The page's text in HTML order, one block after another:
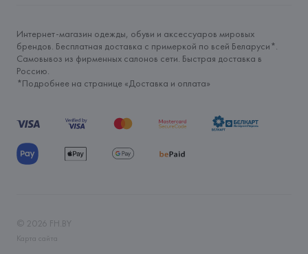
Интернет-магазин одежды, обуви и аксессуаров мировых
брендов. Бесплатная доставка с примеркой по всей Беларуси*.
Самовывоз из фирменных салонов сети. Быстрая доставка в
Россию.
*Подробнее на странице «Доставка и оплата»
© 2026 FH.BY
Карта сайта